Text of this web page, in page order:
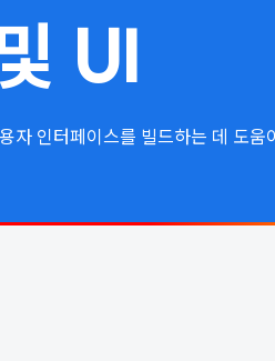
UI
자 인터페이스를 빌드하는 데 도